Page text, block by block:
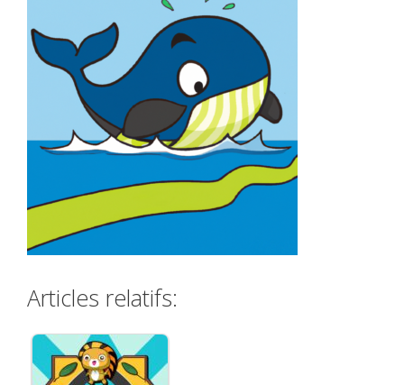
Articles relatifs: